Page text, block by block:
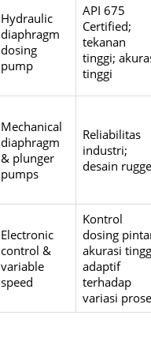
Hydraulic
diaphragm
dosing
pump
API 675
Certified;
tekanan
tinggi;
tinggi
Mechanical
diaphragm
& plunger
pumps
Reliabilitas
industri;
desain
Electronic
control &
variable
speed
Kontrol
dosing
akurasi
adaptif
terhadap
variasi